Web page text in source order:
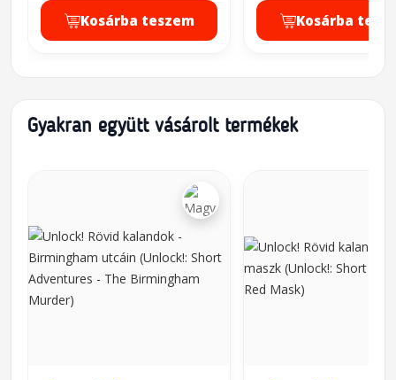
Kosárba teszem Kosárba
Gyakran együtt vásárolt termékek